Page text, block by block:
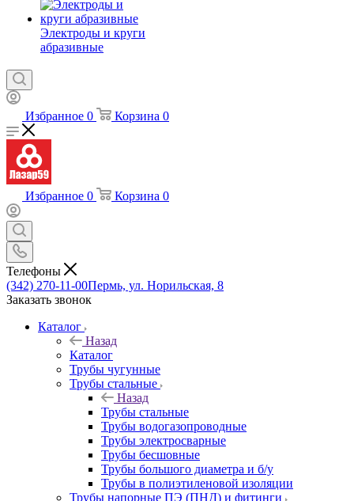
Электроды и круги
абразивные
Избранное 0 Корзина 0
Избранное 0 Корзина 0
Телефоны
(342) 270-11-00Пермь, ул. Норильская, 8
Заказать звонок
Каталог
Назад
Каталог
Трубы чугунные
Трубы стальные
Назад
Трубы стальные
Трубы водогазопроводные
Трубы электросварные
Трубы бесшовные
Трубы большого диаметра и б/у
Трубы в полиэтиленовой изоляции
Трубы напорные ПЭ (ПНД) и фитинги